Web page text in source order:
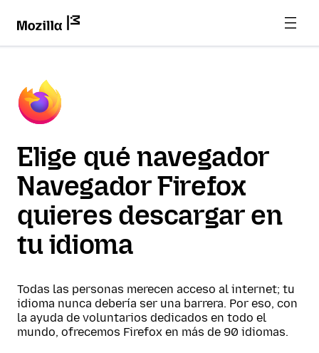
Elige qué navegador
Navegador Firefox
quieres descargar en
tu idioma
Todas las personas merecen acceso al internet; tu
idioma nunca debería ser una barrera. Por eso, con
la ayuda de voluntarios dedicados en todo el
mundo, ofrecemos Firefox en más de 90 idiomas.